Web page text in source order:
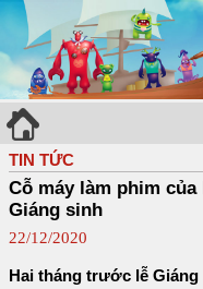
TIN TỨC
Cỗ máy làm phim
Giáng sinh
22/12/2020
Hai tháng trước lễ